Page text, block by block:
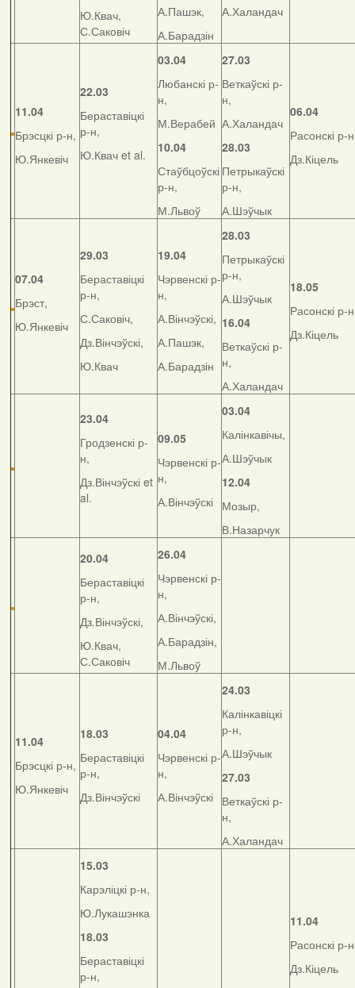
Ю.Квач,
С.Саковіч
А.Пашэк,
А.Барадзін
А.Халандач
11.04
Брэсцкі р-н,
Ю.Янкевіч
22.03
Бераставіцкі
р-н,
Ю.Квач et al.
03.04
Любанскі р-
н,
М.Верабей
10.04
Стаўбцоўскі
р-н,
М.Львоў
27.03
Веткаўскі р-
н,
А.Халандач
28.03
Петрыкаўскі
р-н,
А.Шэўчык
06.04
Расонскі р-
Дз.Кіцель
07.04
Брэст,
Ю.Янкевіч
29.03
Бераставіцкі
р-н,
С.Саковіч,
Дз.Вінчэўскі,
Ю.Квач
19.04
Чэрвенскі р-
н,
А.Вінчэўскі,
А.Пашэк,
А.Барадзін
28.03
Петрыкаўскі
р-н,
А.Шэўчык
16.04
Веткаўскі р-
н,
А.Халандач
18.05
Расонскі р-
Дз.Кіцель
23.04
Гродзенскі р-
н,
Дз.Вінчэўскі et
al.
09.05
Чэрвенскі р-
н,
А.Вінчэўскі
03.04
Калінкавічы,
А.Шэўчык
12.04
Мозыр,
В.Назарчук
20.04
Бераставіцкі
р-н,
Дз.Вінчэўскі,
Ю.Квач,
С.Саковіч
26.04
Чэрвенскі р-
н,
А.Вінчэўскі,
А.Барадзін,
М.Львоў
11.04
Брэсцкі р-н,
Ю.Янкевіч
18.03
Бераставіцкі
р-н,
Дз.Вінчэўскі
04.04
Чэрвенскі р-
н,
А.Вінчэўскі
24.03
Калінкавіцкі
р-н,
А.Шэўчык
27.03
Веткаўскі р-
н,
А.Халандач
15.03
Карэліцкі р-н,
Ю.Лукашэнка
18.03
Бераставіцкі
р-н,
11.04
Расонскі р-
Дз.Кіцель